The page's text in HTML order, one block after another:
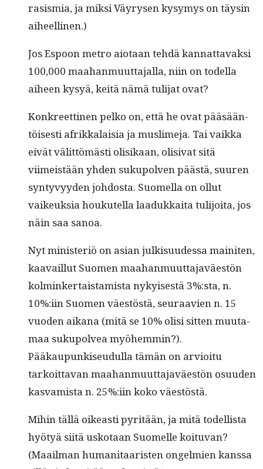
rasis­mia, ja mik­si Väyry­sen kysymys on täysin
aiheellinen.)
Jos Espoon metro aio­taan tehdä kan­nat­tavak­si
100,000 maa­han­muut­ta­jal­la, niin on todel­la
aiheen kysyä, keitä nämä tuli­jat ovat?
Konkreet­ti­nen pelko on, että he ovat pääsään­
töis­es­ti afrikkalaisia ja mus­lime­ja. Tai vaik­ka
eivät välit­tömästi olisikaan, oli­si­vat sitä
viimeistään yhden sukupol­ven päästä, suuren
syn­tyvyy­den joh­dos­ta. Suomel­la on ollut
vaikeuk­sia houkutel­la laadukkai­ta tuli­joi­ta, jos
näin saa sanoa.
Nyt min­is­ter­iö on asian julk­isu­udessa mainiten,
kaavail­lut Suomen maa­han­muut­ta­javäestön
kolminker­tais­tamista nykyis­es­tä 3%:sta, n.
10%:iin Suomen väestöstä, seu­raavien n. 15
vuo­den aikana (mitä se 10% olisi sit­ten muu­ta­
maa sukupolvea myöhem­min?).
Pääkaupunkiseudul­la tämän on arvioitu
tarkoit­ta­van maa­han­muut­ta­javäestön osu­u­den
kas­vamista n. 25%:iin koko väestöstä.
Mihin täl­lä oikeasti pyritään, ja mitä todel­lista
hyö­tyä siitä usko­taan Suomelle koitu­van?
(Maail­man human­i­taaris­ten ongelmien kanssa